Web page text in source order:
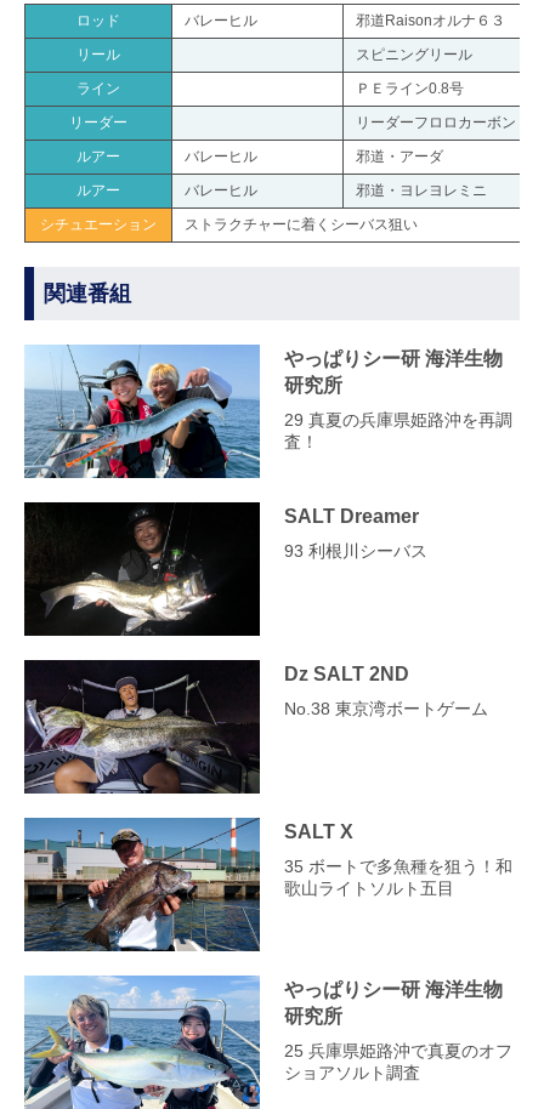
ロッド バレーヒル
邪道Raisonオルナ６３
リール
スピニングリール
ライン
ＰＥライン0.8号
リーダー
リーダーフロロカーボン
ルアー
バレーヒル
邪道・アーダ
ルアー
バレーヒル
邪道・ヨレヨレミニ
シチュエーション
ストラクチャーに着くシーバス狙い
関連番組
やっぱりシー研 海洋生物
研究所
29 真夏の兵庫県姫路沖を再調
査！
SALT Dreamer
93 利根川シーバス
Dz SALT 2ND
No.38 東京湾ボートゲーム
SALT X
35 ボートで多魚種を狙う！和
歌山ライトソルト五目
やっぱりシー研 海洋生物
研究所
25 兵庫県姫路沖で真夏のオフ
ショアソルト調査